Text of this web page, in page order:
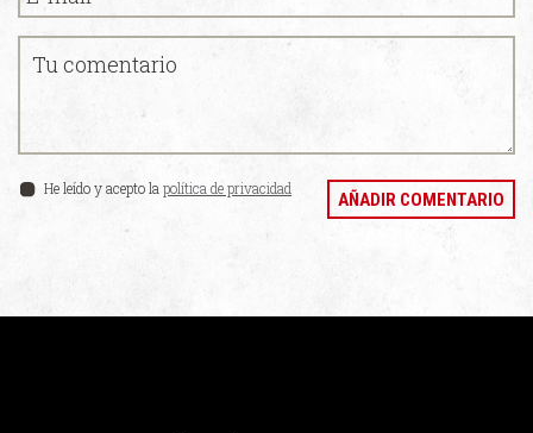
He leído y acepto lapolítica de privacidad